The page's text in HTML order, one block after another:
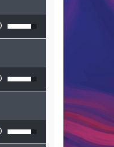
Utilisez les flèches haut/